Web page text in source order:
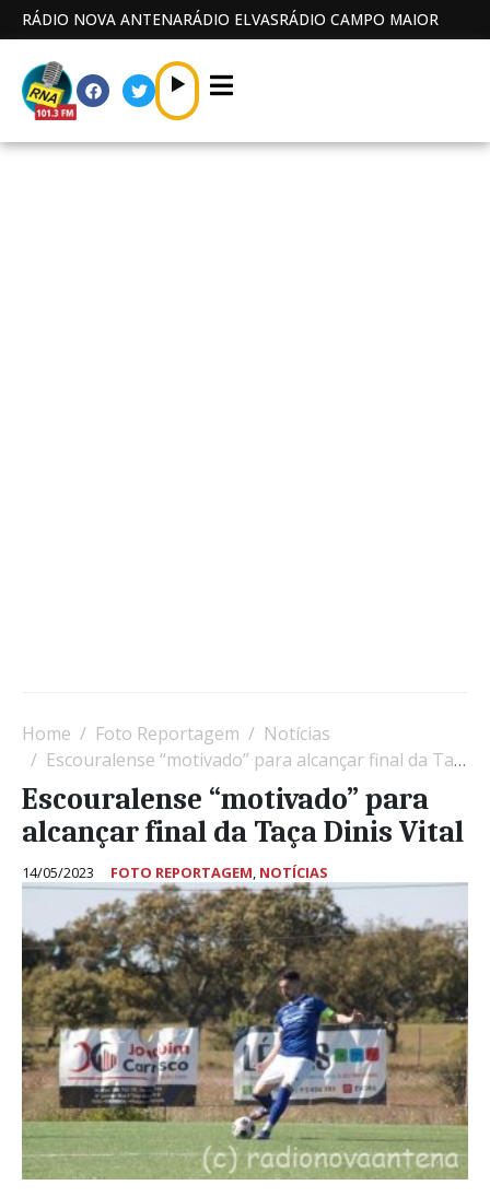
RÁDIO NOVA ANTENARÁDIO ELVASRÁDIO CAMPO MAIOR
Home Foto Reportagem
Notícias
Escouralense “motivado” para alcançar final da Taça Dinis Vital
Escouralense “motivado” para
alcançar final da Taça Dinis Vital
14/05/2023 FOTO REPORTAGEM, NOTÍCIAS